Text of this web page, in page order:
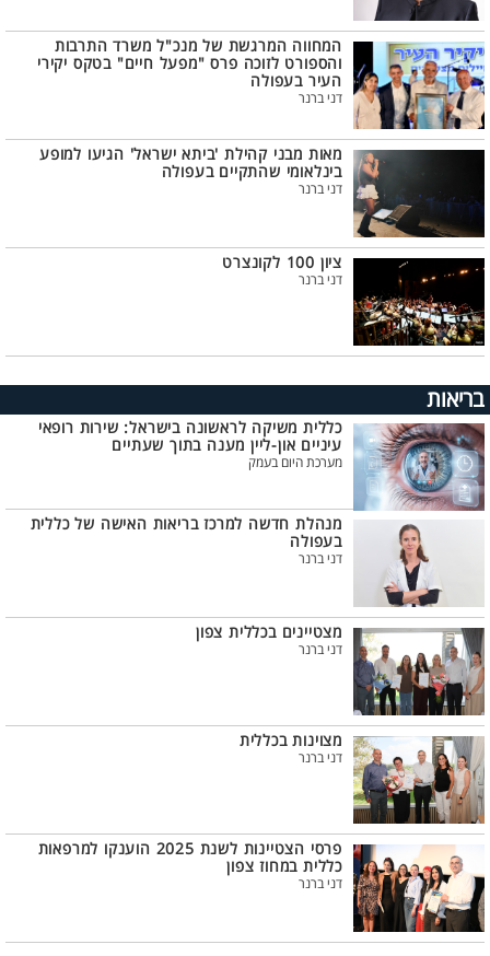
המחווה המרגשת של מנכ"ל משרד התרבות
והספורט לזוכה פרס "מפעל חיים" בטקס יקירי
העיר בעפולה
דני ברנר
מאות מבני קהילת 'ביתא ישראל' הגיעו למופע
בינלאומי שהתקיים בעפולה
דני ברנר
ציון 100 לקונצרט
דני ברנר
בריאות
כללית משיקה לראשונה בישראל: שירות רופאי
עיניים און-ליין מענה בתוך שעתיים
מערכת היום בעמק
מנהלת חדשה למרכז בריאות האישה של כללית
בעפולה
דני ברנר
מצטיינים בכללית צפון
דני ברנר
מצוינות בכללית
דני ברנר
פרסי הצטיינות לשנת 2025 הוענקו למרפאות
כללית במחוז צפון
דני ברנר